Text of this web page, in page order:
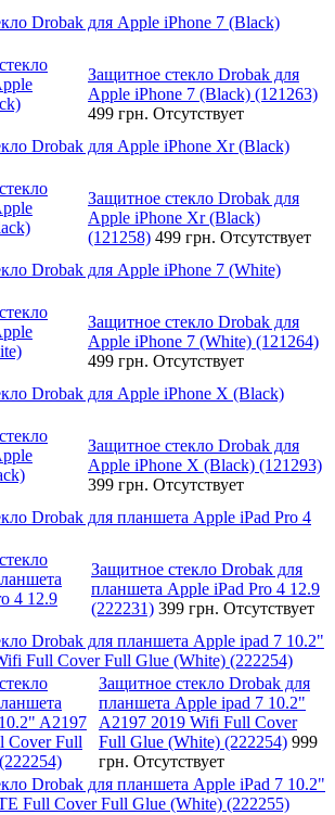
Drobak для Apple iPhone 7 (Black)
Защитное стекло Drobak для
Apple iPhone 7 (Black) (121263)
499 грн. Отсутствует
Drobak для Apple iPhone Xr (Black)
Защитное стекло Drobak для
Apple iPhone Xr (Black)
(121258) 499 грн. Отсутствует
Drobak для Apple iPhone 7 (White)
Защитное стекло Drobak для
Apple iPhone 7 (White) (121264)
499 грн. Отсутствует
Drobak для Apple iPhone X (Black)
Защитное стекло Drobak для
Apple iPhone X (Black) (121293)
399 грн. Отсутствует
Drobak для планшета Apple iPad Pro 4
Защитное стекло Drobak для
планшета Apple iPad Pro 4 12.9
(222231) 399 грн. Отсутствует
Drobak для планшета Apple ipad 7 10.2"
Full Cover Full Glue (White) (222254)
Защитное стекло Drobak для
планшета Apple ipad 7 10.2"
A2197 2019 Wifi Full Cover
Full Glue (White) (222254) 999
грн. Отсутствует
Drobak для планшета Apple iPad 7 10.2"
Full Cover Full Glue (White) (222255)